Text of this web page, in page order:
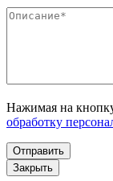
Нажимая на
обработку
Закрыть